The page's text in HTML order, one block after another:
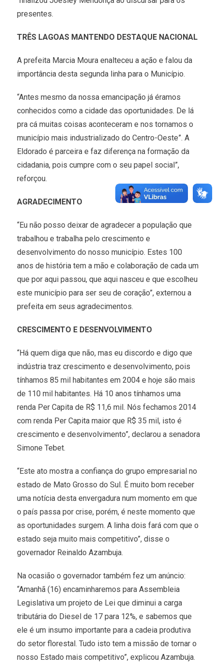
presentes.
TRÊS LAGOAS MANTENDO DESTAQUE NACIONAL
A prefeita Marcia Moura enalteceu a ação e falou da
importância desta segunda linha para o Município.
“Antes mesmo da nossa emancipação já éramos
conhecidos como a cidade das oportunidades. De lá
pra cá muitas coisas aconteceram e nos tornamos o
município mais industrializado do Centro-Oeste”. A
Eldorado é parceira e faz diferença na formação da
cidadania, pois cumpre com o seu papel social”,
reforçou.
AGRADECIMENTO
“Eu não posso deixar de agradecer a população que
trabalhou e trabalha pelo crescimento e
desenvolvimento do nosso município. Estes 100
anos de história tem a mão e colaboração de cada um
que por aqui passou, que aqui nasceu e que escolheu
este município para ser seu de coração”, externou a
prefeita em seus agradecimentos.
CRESCIMENTO E DESENVOLVIMENTO
“Há quem diga que não, mas eu discordo e digo que
indústria traz crescimento e desenvolvimento, pois
tínhamos 85 mil habitantes em 2004 e hoje são mais
de 110 mil habitantes. Há 10 anos tínhamos uma
renda Per Capita de R$ 11,6 mil. Nós fechamos 2014
com renda Per Capita maior que R$ 35 mil, isto é
crescimento e desenvolvimento”, declarou a senadora
Simone Tebet.
“Este ato mostra a confiança do grupo empresarial no
estado de Mato Grosso do Sul. É muito bom receber
uma notícia desta envergadura num momento em que
o país passa por crise, porém, é neste momento que
as oportunidades surgem. A linha dois fará com que o
estado seja muito mais competitivo”, disse o
governador Reinaldo Azambuja.
Na ocasião o governador também fez um anúncio:
“Amanhã (16) encaminharemos para Assembleia
Legislativa um projeto de Lei que diminui a carga
tributária do Diesel de 17 para 12%, e sabemos que
ele é um insumo importante para a cadeia produtiva
do setor florestal. Tudo isto tem a missão de tornar o
nosso Estado mais competitivo”, explicou Azambuja.